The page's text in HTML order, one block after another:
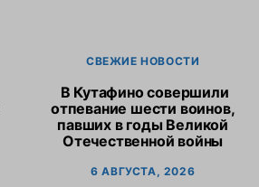
СВЕЖИЕ НОВОСТИ
В Кутафино совершили
отпевание шести воинов,
павших в годы Великой
Отечественной войны
6 АВГУСТА, 2026